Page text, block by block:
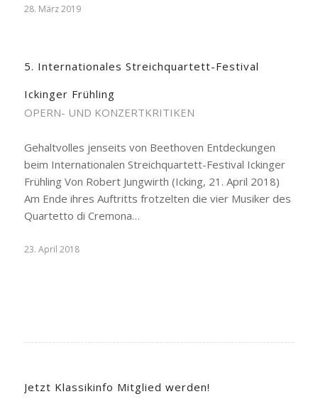
28. März 2019
5. Internationales Streichquartett-Festival
Ickinger Frühling
OPERN- UND KONZERTKRITIKEN
Gehaltvolles jenseits von Beethoven Entdeckungen
beim Internationalen Streichquartett-Festival Ickinger
Frühling Von Robert Jungwirth (Icking, 21. April 2018)
Am Ende ihres Auftritts frotzelten die vier Musiker des
Quartetto di Cremona…
23. April 2018
Jetzt Klassikinfo Mitglied werden!